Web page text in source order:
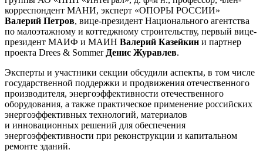
корреспондент МАНИ, эксперт «ОПОРЫ РОССИИ»
Валерий Петров, вице-президент Национального агентства
по малоэтажному и коттеджному строительству, первый вице-
президент МАИФ и МАИН Валерий Казейкин и партнер
проекта Drees & Sommer Денис Журавлев.
Эксперты и участники секции обсудили аспекты, в том числе
государственной поддержки и продвижения отечественного
производителя, энергоэффективности отечественного
оборудования, а также практическое применение российских
энергоэффективных технологий, материалов
и инновационных решений для обеспечения
энергоэффективности при реконструкции и капитальном
ремонте зданий.